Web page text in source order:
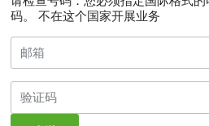
IM003 Electronically controlled
VISCOSTATIC fan "eVisco"
VX001 Rear electrical socket
ISO 11783
VT002 Battery electric circuit with
positive pole for jump start
VQ003 2 upper LED headlights on cab
post
码。
不在这个国家开展业务